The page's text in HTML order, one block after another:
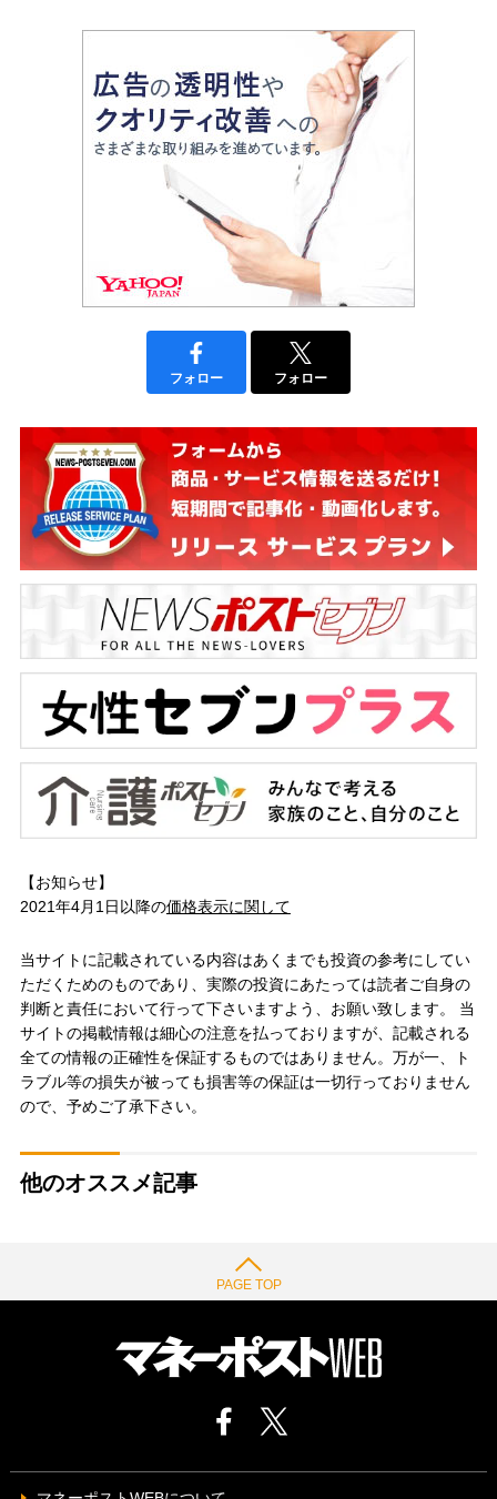
フォロー フォロー
【お知らせ】
2021年4月1日以降の価格表示に関して
当サイトに記載されている内容はあくまでも投資の参考にしてい
ただくためのものであり、実際の投資にあたっては読者ご自身の
判断と責任において行って下さいますよう、お願い致します。 当
サイトの掲載情報は細心の注意を払っておりますが、記載される
全ての情報の正確性を保証するものではありません。万が一、ト
ラブル等の損失が被っても損害等の保証は一切行っておりません
ので、予めご了承下さい。
他のオススメ記事
PAGE TOP